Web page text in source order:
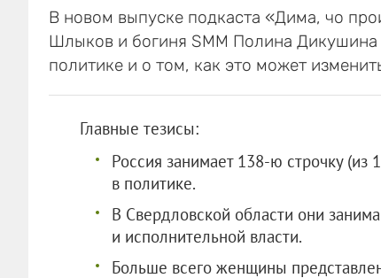
В новом выпуске подкаста «Дима, чо
Шлыков и богиня SMM Полина
политике и о том, как это может
Главные тезисы:
Россия занимает 138-ю строчку (из
в политике.
В Свердловской области они
и исполнительной власти.
Больше всего женщины